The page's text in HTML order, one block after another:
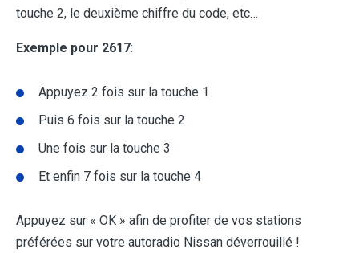
touche 2, le deuxième chiffre du code, etc…
Exemple pour 2617:
Appuyez 2 fois sur la touche 1
Puis 6 fois sur la touche 2
Une fois sur la touche 3
Et enfin 7 fois sur la touche 4
Appuyez sur « OK » afin de profiter de vos stations
préférées sur votre autoradio Nissan déverrouillé !